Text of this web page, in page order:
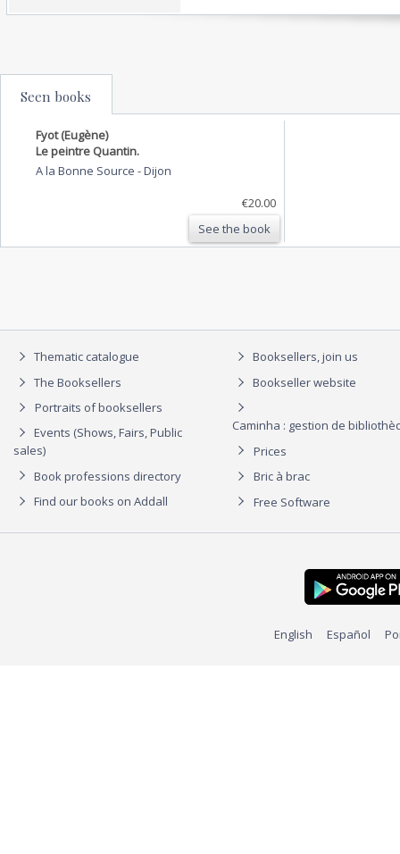
Seen books
Fyot (Eugène)
Le peintre Quantin.
A la Bonne Source -Dijon
€20.00
See the book
Thematic catalogue
The Booksellers
Portraits of booksellers
Events (Shows, Fairs, Public
sales)
Book professions directory
Find our books on Addall
Booksellers, join us
Bookseller website
Caminha : gestion de
Prices
Bric à brac
Free Software
English Español